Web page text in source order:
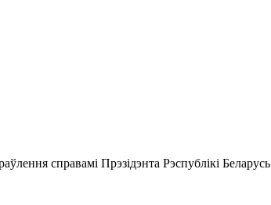
справамі Прэзідэнта Рэспублікі Беларусь